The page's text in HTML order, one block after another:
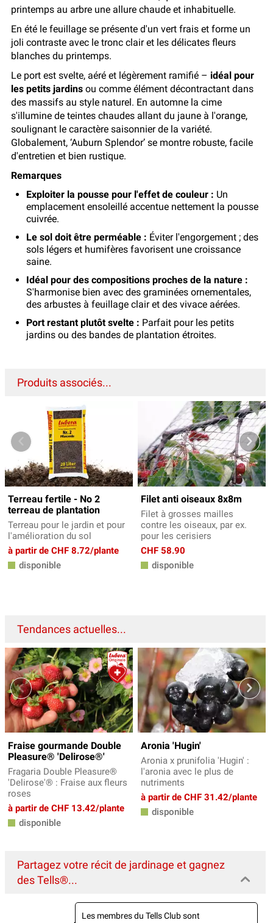
printemps au arbre une allure chaude et inhabituelle.
En été le feuillage se présente d'un vert frais et forme un
joli contraste avec le tronc clair et les délicates fleurs
blanches du printemps.
Le port est svelte, aéré et légèrement ramifié – idéal pour
les petits jardins ou comme élément décontractant dans
des massifs au style naturel. En automne la cime
s'illumine de teintes chaudes allant du jaune à l'orange,
soulignant le caractère saisonnier de la variété.
Globalement, ‘Auburn Splendor’ se montre robuste, facile
d'entretien et bien rustique.
Remarques
Exploiter la pousse pour l'effet de couleur : Un
emplacement ensoleillé accentue nettement la pousse
cuivrée.
Le sol doit être perméable : Éviter l'engorgement ; des
sols légers et humifères favorisent une croissance
saine.
Idéal pour des compositions proches de la nature :
S'harmonise bien avec des graminées ornementales,
des arbustes à feuillage clair et des vivace aérées.
Port restant plutôt svelte : Parfait pour les petits
jardins ou des bandes de plantation étroites.
Produits associés...
Terreau fertile - No 2
terreau de plantation
Terreau pour le jardin et pour
l'amélioration du sol
à partir de CHF 8.72/plante
disponible
Filet anti oiseaux 8x8m
Filet à grosses mailles
contre les oiseaux, par ex.
pour les cerisiers
CHF 58.90
disponible
Tendances actuelles...
Fraise gourmande Double
Pleasure® 'Delirose®'
Fragaria Double Pleasure®
'Delirose'® : Fraise aux fleurs
roses
à partir de CHF 13.42/plante
disponible
Aronia 'Hugin'
Aronia x prunifolia 'Hugin' :
l'aronia avec le plus de
nutriments
à partir de CHF 31.42/plante
disponible
Partagez votre récit de jardinage et gagnez
des Tells®...
Les membres du Tells Club sont